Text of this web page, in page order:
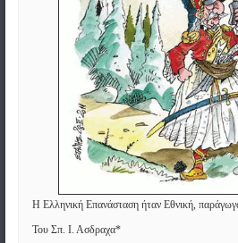
Η Ελληνική Επανάσταση ήταν Εθνική,
Του Σπ. Ι. Ασδραχα*